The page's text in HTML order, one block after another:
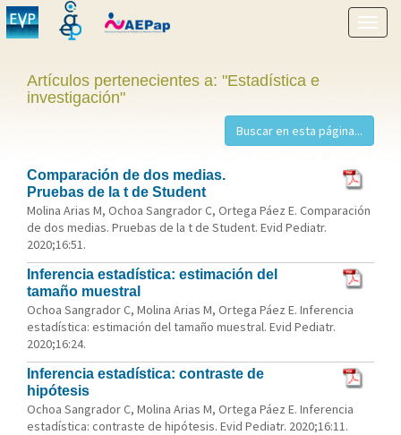
menú
Artículos pertenecientes a: "Estadística e
investigación"
Comparación de dos medias.
Pruebas de la t de Student
Molina Arias M, Ochoa Sangrador C, Ortega Páez E. Comparación
de dos medias. Pruebas de la t de Student. Evid Pediatr.
2020;16:51.
Inferencia estadística: estimación del
tamaño muestral
Ochoa Sangrador C, Molina Arias M, Ortega Páez E. Inferencia
estadística: estimación del tamaño muestral. Evid Pediatr.
2020;16:24.
Inferencia estadística: contraste de
hipótesis
Ochoa Sangrador C, Molina Arias M, Ortega Páez E. Inferencia
estadística: contraste de hipótesis. Evid Pediatr. 2020;16:11.